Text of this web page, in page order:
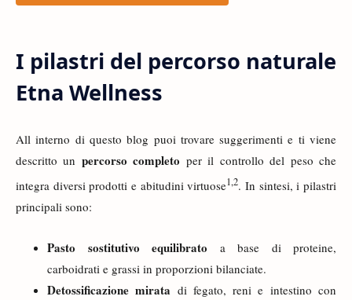
I pilastri del percorso naturale
Etna Wellness
All interno di questo blog puoi trovare suggerimenti e ti viene
descritto un percorso completo per il controllo del peso che
integra diversi prodotti e abitudini virtuose1,2. In sintesi, i pilastri
principali sono:
Pasto sostitutivo equilibrato a base di proteine,
carboidrati e grassi in proporzioni bilanciate.
Detossificazione mirata di fegato, reni e intestino con